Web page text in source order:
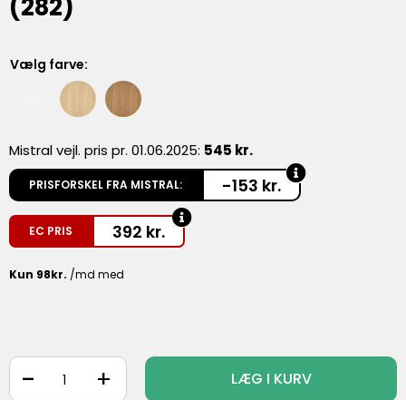
(282)
Vælg farve:
Mistral vejl. pris pr. 01.06.2025: 545 kr.
PRISFORSKEL FRA MISTRAL: -153 kr.
EC PRIS 392 kr.
+
- LÆG I KURV